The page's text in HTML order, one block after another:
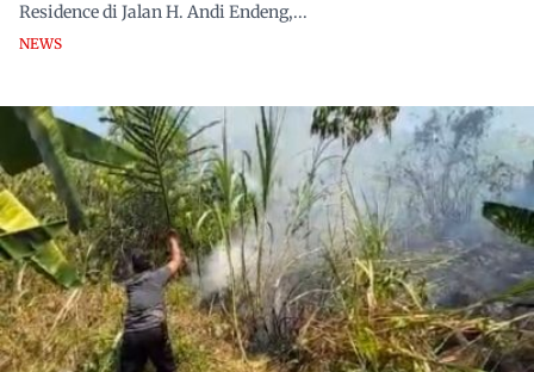
Residence di Jalan H. Andi Endeng,...
NEWS